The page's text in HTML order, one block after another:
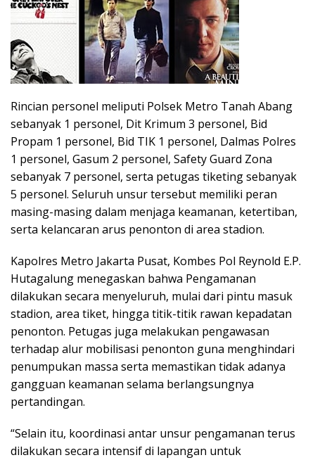
Rincian personel meliputi Polsek Metro Tanah Abang
sebanyak 1 personel, Dit Krimum 3 personel, Bid
Propam 1 personel, Bid TIK 1 personel, Dalmas Polres
1 personel, Gasum 2 personel, Safety Guard Zona
sebanyak 7 personel, serta petugas tiketing sebanyak
5 personel. Seluruh unsur tersebut memiliki peran
masing-masing dalam menjaga keamanan, ketertiban,
serta kelancaran arus penonton di area stadion.
Kapolres Metro Jakarta Pusat, Kombes Pol Reynold E.P.
Hutagalung menegaskan bahwa Pengamanan
dilakukan secara menyeluruh, mulai dari pintu masuk
stadion, area tiket, hingga titik-titik rawan kepadatan
penonton. Petugas juga melakukan pengawasan
terhadap alur mobilisasi penonton guna menghindari
penumpukan massa serta memastikan tidak adanya
gangguan keamanan selama berlangsungnya
pertandingan.
“Selain itu, koordinasi antar unsur pengamanan terus
dilakukan secara intensif di lapangan untuk